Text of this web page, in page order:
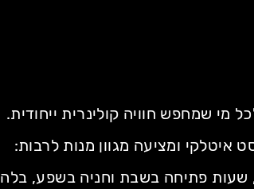
שמחפש חוויה קולינרית ייחודית.
איטלקי ומציעה מגוון מנות לרבות:
שעות פתיחה בשבת וחניה בשפע, בלה